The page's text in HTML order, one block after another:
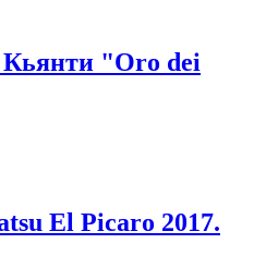
"Oro dei
El Picaro 2017.